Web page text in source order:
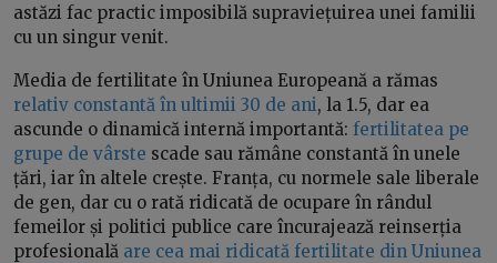
astăzi fac practic imposibilă supraviețuirea unei familii
cu un singur venit.
Media de fertilitate în Uniunea Europeană a rămas
relativ constantă în ultimii 30 de ani, la 1.5, dar ea
ascunde o dinamică internă importantă: fertilitatea pe
grupe de vârste scade sau rămâne constantă în unele
țări, iar în altele crește. Franța, cu normele sale liberale
de gen, dar cu o rată ridicată de ocupare în rândul
femeilor și politici publice care încurajează reinserția
profesională are cea mai ridicată fertilitate din Uniunea